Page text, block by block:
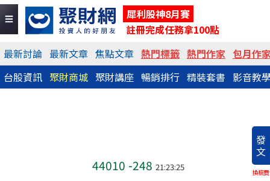
犀利股神8月賽
註冊完成任務拿100點
最新討論 最新文章 焦點文章 熱門標籤 熱門作家 包月作
台股資訊 聚財商城 聚財講座 暢銷排行 精裝套書 影音教
發
文
換稿費
44010 -248 21:23:25